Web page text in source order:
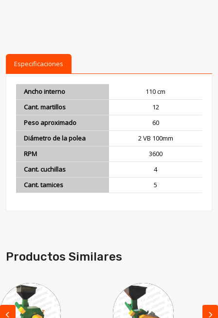
Especificaciones
Ancho interno
110 cm
Cant. martillos
12
Peso aproximado
60
Diámetro de la polea
2 VB 100mm
RPM
3600
Cant. cuchillas
4
Cant. tamices
5
Productos Similares